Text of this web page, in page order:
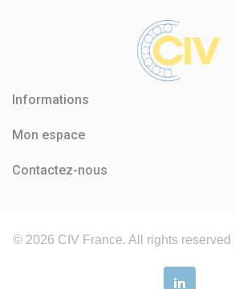
Informations
Mon espace
Contactez-nous
© 2026 CIV France. All rights reserved |